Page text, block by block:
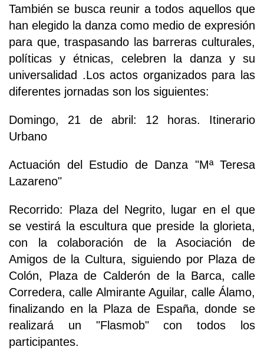
También se busca reunir a todos aquellos que
han elegido la danza como medio de expresión
para que, traspasando las barreras culturales,
políticas y étnicas, celebren la danza y su
universalidad .Los actos organizados para las
diferentes jornadas son los siguientes:
Domingo, 21 de abril: 12 horas. Itinerario
Urbano
Actuación del Estudio de Danza "Mª Teresa
Lazareno"
Recorrido: Plaza del Negrito, lugar en el que
se vestirá la escultura que preside la glorieta,
con la colaboración de la Asociación de
Amigos de la Cultura, siguiendo por Plaza de
Colón, Plaza de Calderón de la Barca, calle
Corredera, calle Almirante Aguilar, calle Álamo,
finalizando en la Plaza de España, donde se
realizará un "Flasmob" con todos los
participantes.